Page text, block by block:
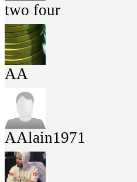
two four
AA
AAlain1971